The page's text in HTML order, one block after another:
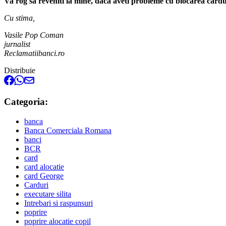
Cu stima,
Vasile Pop Coman
jurnalist
Reclamatiibanci.ro
Distribuie
Categoria:
banca
Banca Comerciala Romana
banci
BCR
card
card alocatie
card George
Carduri
executare silita
Intrebari si raspunsuri
poprire
poprire alocatie copil